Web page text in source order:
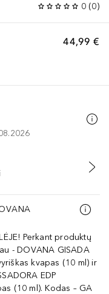
0 (0)
44,99 €
Perkant produktų
- DOVANA GISADA
kvapas (10 ml) ir
EDP
(10 ml). Kodas – GA